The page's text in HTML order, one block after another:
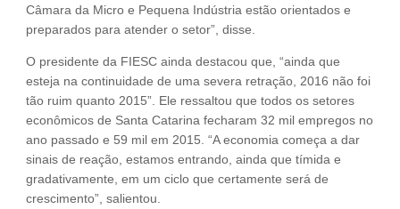
Câmara da Micro e Pequena Indústria estão orientados e
preparados para atender o setor”, disse.
O presidente da FIESC ainda destacou que, “ainda que
esteja na continuidade de uma severa retração, 2016 não foi
tão ruim quanto 2015”. Ele ressaltou que todos os setores
econômicos de Santa Catarina fecharam 32 mil empregos no
ano passado e 59 mil em 2015. “A economia começa a dar
sinais de reação, estamos entrando, ainda que tímida e
gradativamente, em um ciclo que certamente será de
crescimento”, salientou.